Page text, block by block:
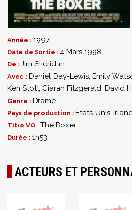
Année : 1997
Date de Sortie : 4 Mars 1998
De : Jim Sheridan
Avec : Daniel Day-Lewis,Emily
Ken Stott, Ciaran Fitzgerald, David
Genre : Drame
Pays de production : États-Unis,
Titre VO : The Boxer
Durée : 1h53
ACTEURS ET